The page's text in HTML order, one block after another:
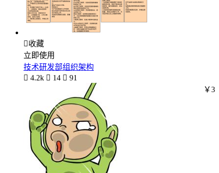
收藏
立即使用
技术研发部组织架构
 4.2k  14  91
￥3